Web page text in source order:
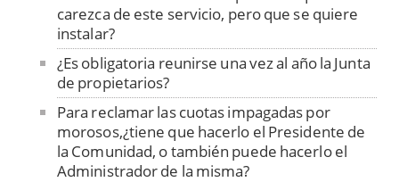
carezca de este servicio, pero que se quiere
instalar?
¿Es obligatoria reunirse una vez al año la Junta
de propietarios?
Para reclamar las cuotas impagadas por
morosos,¿tiene que hacerlo el Presidente de
la Comunidad, o también puede hacerlo el
Administrador de la misma?